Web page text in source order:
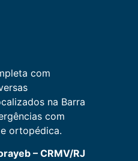
com
na Barra
com
ortopédica.
– CRMV/RJ